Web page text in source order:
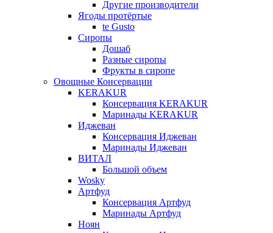
Другие производители
Ягоды протёртые
te Gusto
Сиропы
Дошаб
Разные сиропы
Фрукты в сиропе
Овощные Консервации
KERAKUR
Консервация KERAKUR
Маринады KERAKUR
Иджеван
Консервация Иджеван
Маринады Иджеван
ВИТАЛ
Большой объем
Wosky
Артфуд
Консервация Артфуд
Маринады Артфуд
Ноян